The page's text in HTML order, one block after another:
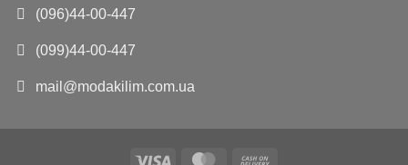
(096)44-00-447
(099)44-00-447
mail@modakilim.com.ua